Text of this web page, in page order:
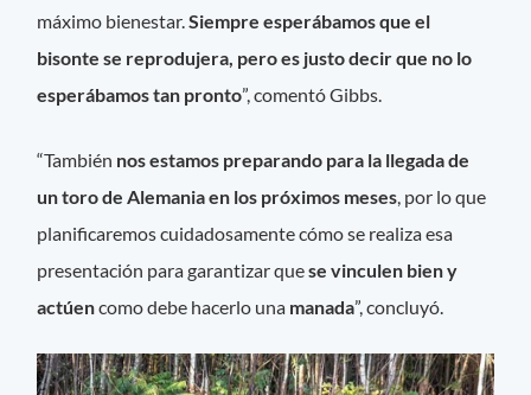
máximo bienestar.Siempre esperábamos que el
bisonte se reprodujera, pero es justo decir que no lo
esperábamos tan pronto”, comentó Gibbs.
“También nos estamos preparando para la llegada de
un toro de Alemania en los próximos meses, por lo que
planificaremos cuidadosamente cómo se realiza esa
presentación para garantizar quese vinculen bien y
actúencomo debe hacerlo una manada”, concluyó.